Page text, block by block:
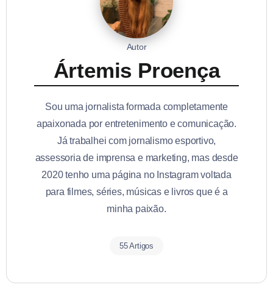
Autor
Ártemis Proença
Sou uma jornalista formada completamente
apaixonada por entretenimento e comunicação.
Já trabalhei com jornalismo esportivo,
assessoria de imprensa e marketing, mas desde
2020 tenho uma página no Instagram voltada
para filmes, séries, músicas e livros que é a
minha paixão.
55 Artigos